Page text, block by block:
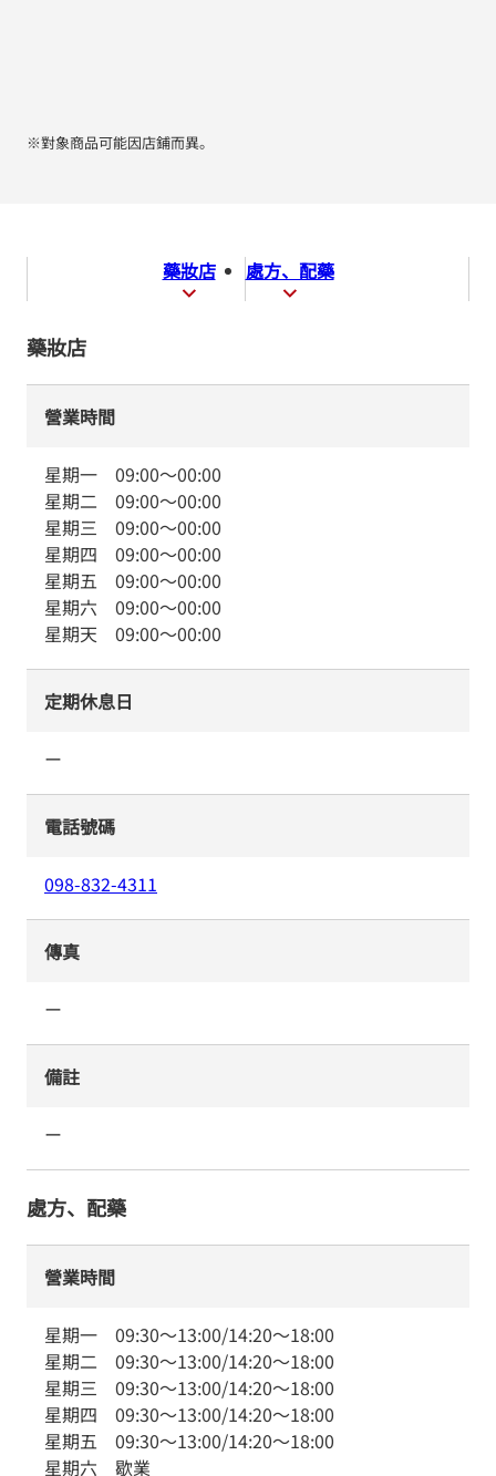
※對象商品可能因店鋪而異。
藥妝店 處方、配藥
藥妝店
營業時間
星期一 09:00～00:00
星期二 09:00～00:00
星期三 09:00～00:00
星期四 09:00～00:00
星期五 09:00～00:00
星期六 09:00～00:00
星期天 09:00～00:00
定期休息日
ー
電話號碼
098-832-4311
傳真
ー
備註
ー
處方、配藥
營業時間
星期一 09:30～13:00/14:20～18:00
星期二 09:30～13:00/14:20～18:00
星期三 09:30～13:00/14:20～18:00
星期四 09:30～13:00/14:20～18:00
星期五 09:30～13:00/14:20～18:00
星期六 歇業